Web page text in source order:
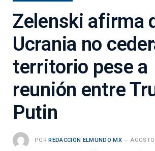
Zelenski afirma
Ucrania no
territorio pese a
reunión entre
Putin
POR REDACCIÓN ELMUNDO MX